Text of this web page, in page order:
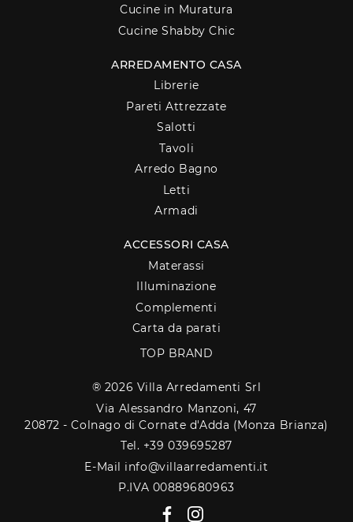
Cucine in Muratura
Cucine Shabby Chic
ARREDAMENTO CASA
Librerie
Pareti Attrezzate
Salotti
Tavoli
Arredo Bagno
Letti
Armadi
ACCESSORI CASA
Materassi
Illuminazione
Complementi
Carta da parati
TOP BRAND
® 2026 Villa Arredamenti Srl
Via Alessandro Manzoni, 47
20872 - Colnago di Cornate d'Adda (Monza Brianza)
Tel. +39 039695287
E-Mail info@villaarredamenti.it
P.IVA 00889680963